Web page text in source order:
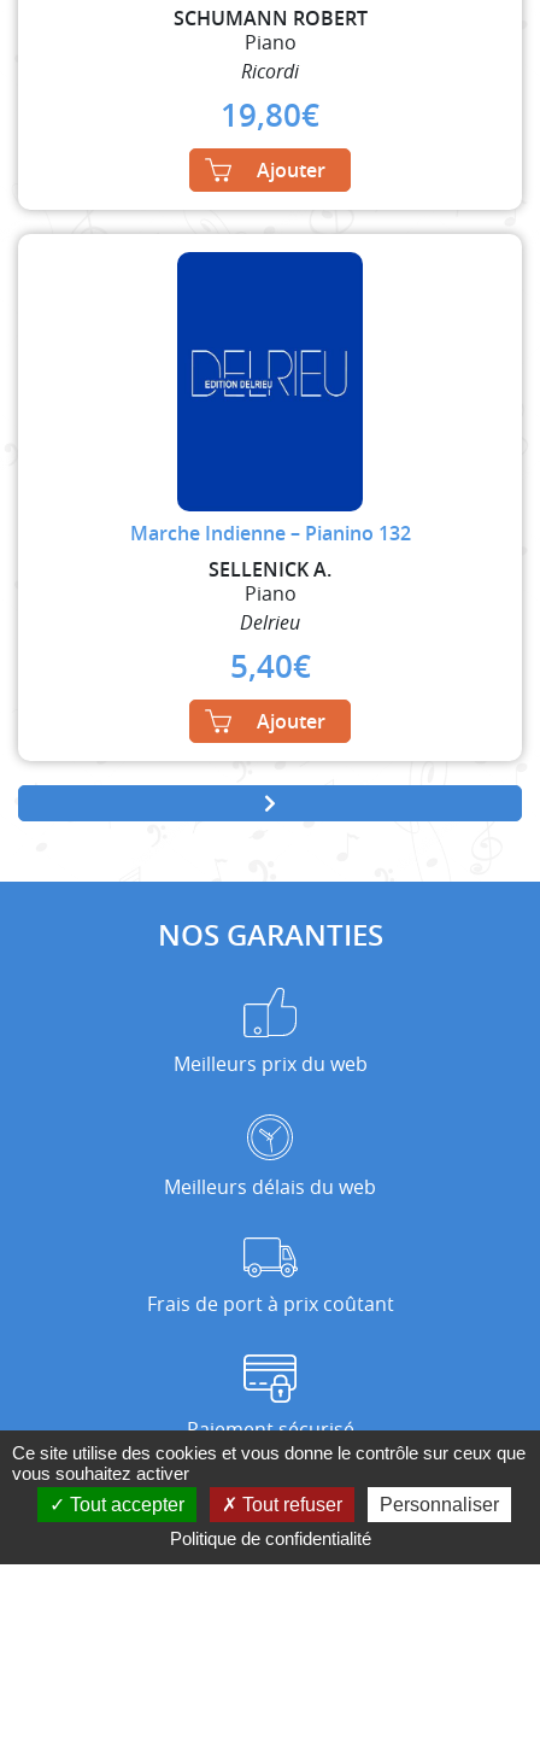
SCHUMANN ROBERT
Piano
Ricordi
19,80€
Ajouter
Marche Indienne – Pianino 132
SELLENICK A.
Piano
Delrieu
5,40€
Ajouter
NOS GARANTIES
Meilleurs prix du web
Meilleurs délais du web
Frais de port à prix coûtant
Paiement sécurisé
Nos magasins
Ce site utilise des cookies et vous donne le contrôle sur ceux que
vous souhaitez activer
Tout accepter
Tout refuser
Personnaliser
Politique de confidentialité